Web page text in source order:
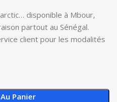
disponible à Mbour,
partout au Sénégal.
client pour les modalités
Panier